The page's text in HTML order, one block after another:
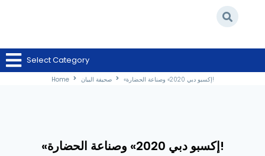
Home/صحيفة البيان
«إكسبو دبي 2020» وصناعة الحضارة!
Select Category
Home صحيفة البيان «إكسبو دبي 2020» وصناعة الحضارة!
«إكسبو دبي 2020» وصناعة الحضارة!